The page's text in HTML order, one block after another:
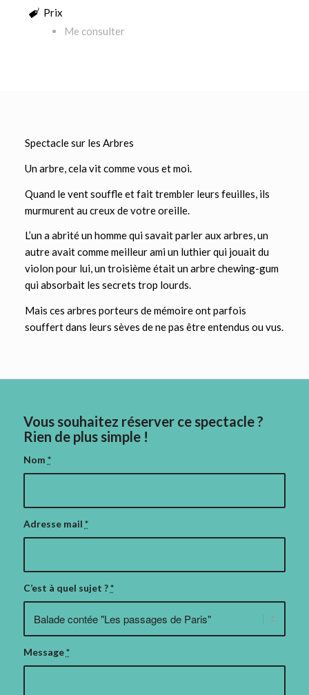
Prix
Me consulter
Spectacle sur les Arbres
Un arbre, cela vit comme vous et moi.
Quand le vent souffle et fait trembler leurs feuilles, ils
murmurent au creux de votre oreille.
L’un a abrité un homme qui savait parler aux arbres, un
autre avait comme meilleur ami un luthier qui jouait du
violon pour lui, un troisième était un arbre chewing-gum
qui absorbait les secrets trop lourds.
Mais ces arbres porteurs de mémoire ont parfois
souffert dans leurs sèves de ne pas être entendus ou vus.
Vous souhaitez réserver ce spectacle ?
Rien de plus simple !
Nom *
Adresse mail *
C’est à quel sujet ?*
Message*